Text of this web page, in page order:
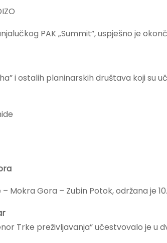
PAK „Summit”, uspješno je
i ostalih planinarskih društava koji su
Mokra Gora – Zubin Potok, održana je
Trke preživljavanja” učestvovalo je